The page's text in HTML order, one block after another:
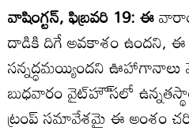
వాషింగ్టన్‌, ఫిబ్రవరి 19: ఈ
దాడికి దిగే అవకాశం ఉందని, ఈ
సన్నద్ధమయ్యిందని ఊహాగానాలు
బుధవారం వైట్‌హౌ్‌సలో
ట్రంప్‌ సమావేశమై ఈ అంశం